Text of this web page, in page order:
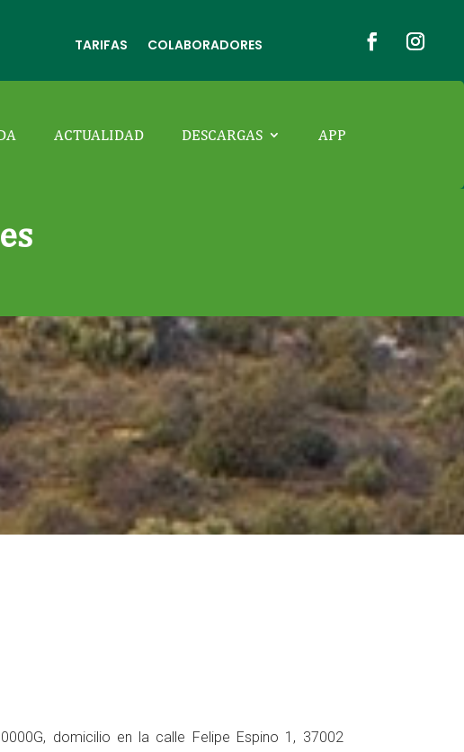
TARIFAS COLABORADORES
ACTUALIDAD DESCARGAS APP
domicilio en la calle Felipe Espino 1, 37002